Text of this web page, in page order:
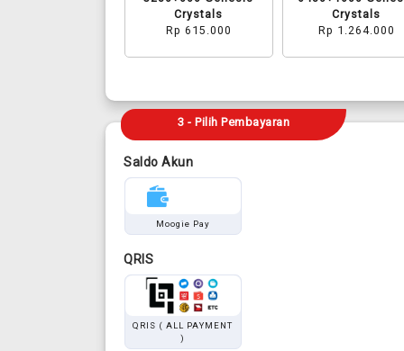
Crystals
Rp 615.000
Crystals
Rp 1.264.000
3 - Pilih Pembayaran
Saldo Akun
Moogie Pay
QRIS
QRIS ( ALL PAYMENT
)